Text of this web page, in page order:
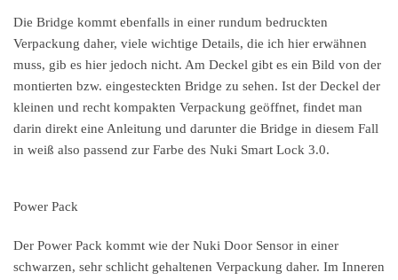
Die Bridge kommt ebenfalls in einer rundum bedruckten
Verpackung daher, viele wichtige Details, die ich hier erwähnen
muss, gib es hier jedoch nicht. Am Deckel gibt es ein Bild von der
montierten bzw. eingesteckten Bridge zu sehen. Ist der Deckel der
kleinen und recht kompakten Verpackung geöffnet, findet man
darin direkt eine Anleitung und darunter die Bridge in diesem Fall
in weiß also passend zur Farbe des Nuki Smart Lock 3.0.
Power Pack
Der Power Pack kommt wie der Nuki Door Sensor in einer
schwarzen, sehr schlicht gehaltenen Verpackung daher. Im Inneren